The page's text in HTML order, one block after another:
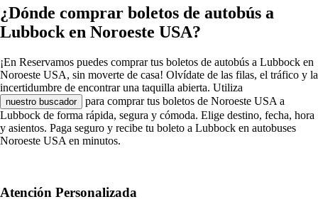
¿Dónde comprar boletos de autobús a
Lubbock en Noroeste USA?
¡En Reservamos puedes comprar tus boletos de autobús a Lubbock en
Noroeste USA, sin moverte de casa! Olvídate de las filas, el tráfico y la
incertidumbre de encontrar una taquilla abierta. Utiliza
nuestro buscador
para comprar tus boletos de Noroeste USA a
Lubbock de forma rápida, segura y cómoda. Elige destino, fecha, hora
y asientos. Paga seguro y recibe tu boleto a Lubbock en autobuses
Noroeste USA en minutos.
Atención Personalizada